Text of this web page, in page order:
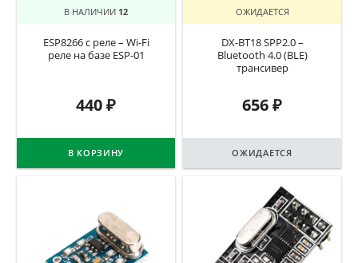
В НАЛИЧИИ 12
ESP8266 с реле – Wi-Fi
реле на базе ESP-01
440₽
В КОРЗИНУ
ОЖИДАЕТСЯ
DX-BT18 SPP2.0 –
Bluetooth 4.0 (BLE)
трансивер
656₽
ОЖИДАЕТСЯ